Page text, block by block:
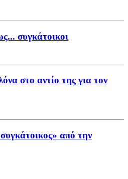
συγκάτοικοι
στο αντίο της για τον
από την